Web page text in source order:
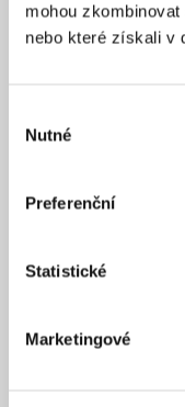
mohou
nebo které získali v
souhlasu
Nutné
Preferenční
Statistické
Marketingové
Nuselský most